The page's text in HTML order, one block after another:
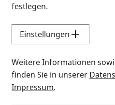
Wir
vom
festlegen.
Einstellungen
Weitere Informationen
finden Sie in unserer
Impressum.